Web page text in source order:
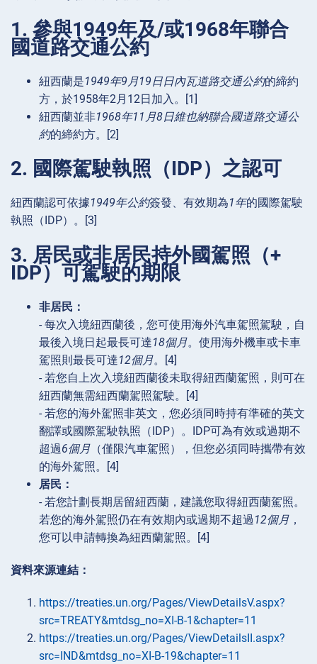
1. 參與1949年及/或1968年聯合
國道路交通公約
紐西蘭是1949年9月19日日內瓦道路交通公約的締約
方，於1958年2月12日加入。[1]
紐西蘭並非1968年11月8日維也納聯合國道路交通公
約的締約方。[2]
2. 國際駕駛執照（IDP）之認可
紐西蘭認可依據1949年公約簽發、有效期為1年的國際駕駛
執照（IDP）。[3]
3. 居民或非居民持外國駕照（+
IDP）可駕駛的期限
非居民：
- 每次入境紐西蘭後，您可使用海外汽車駕照駕駛，自
最後入境日起最長可達18個月。使用海外機車或卡車
駕照則最長可達12個月。[4]
- 若您自上次入境紐西蘭後未取得紐西蘭駕照，則可在
紐西蘭無需紐西蘭駕照駕駛。[4]
- 若您的海外駕照非英文，您必須同時持有準確的英文
翻譯或國際駕駛執照（IDP）。IDP可為有效或過期不
超過6個月 （僅限汽車駕照），但您必須同時攜帶有效
的海外駕照。[4]
居民：
- 若您計劃長期居留紐西蘭，建議您取得紐西蘭駕照。
若您的海外駕照仍在有效期內或過期不超過 12個月 ，
您可以申請轉換為紐西蘭駕照。[4]
資料來源連結：
https://treaties.un.org/Pages/ViewDetailsV.aspx?
src=TREATY&mtdsg_no=XI-B-1&chapter=11
https://treaties.un.org/Pages/ViewDetailsII.aspx?
src=IND&mtdsg_no=XI-B-19&chapter=11